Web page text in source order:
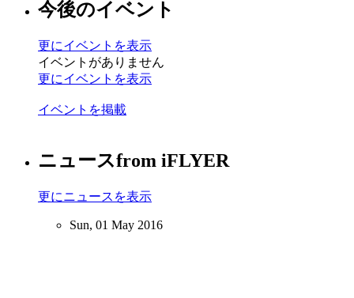
今後のイベント
更にイベントを表示
イベントがありません
更にイベントを表示
イベントを掲載
ニュースfrom iFLYER
更にニュースを表示
Sun, 01 May 2016